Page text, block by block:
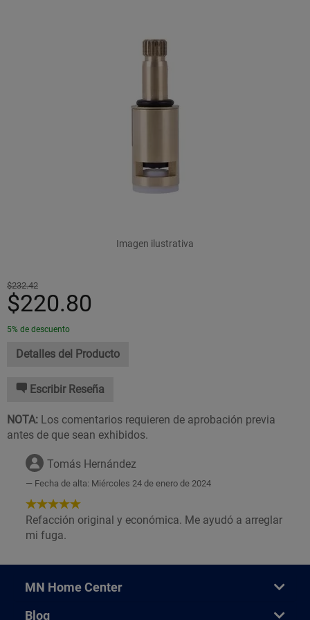
Imagen ilustrativa
$232.42
$220.80
5% de descuento
Detalles del Producto
Escribir Reseña
NOTA: Los comentarios requieren de aprobación previa
antes de que sean exhibidos.
Tomás Hernández
Fecha de alta: Miércoles 24 de enero de 2024
5
de
5
Refacción original y económica. Me ayudó a arreglar
mi fuga.
MN Home Center
Blog